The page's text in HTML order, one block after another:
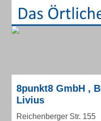
8punkt8 GmbH ,
Livius
Reichenberger Str. 155